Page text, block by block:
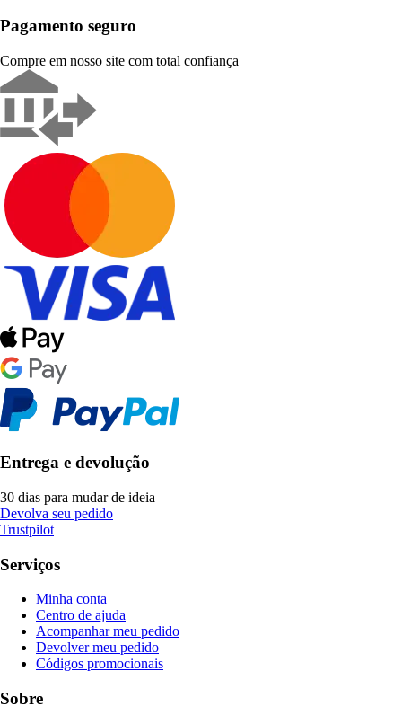
Pagamento seguro
Compre em nosso site com total confiança
Entrega e devolução
30 dias para mudar de ideia
Devolva seu pedido
Trustpilot
Serviços
Minha conta
Centro de ajuda
Acompanhar meu pedido
Devolver meu pedido
Códigos promocionais
Sobre